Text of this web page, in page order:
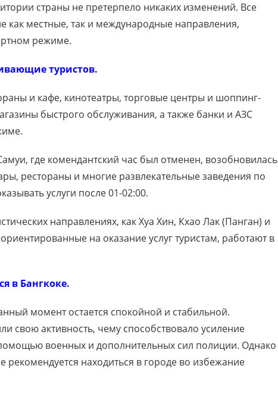
страны не претерпело никаких изменений. Все
как местные, так и международные направления,
режиме.
туристов.
и кафе, кинотеатры, торговые центры и шоппинг-
быстрого обслуживания, а также банки и АЗС
где комендантский час был отменен, возобновилась
рестораны и многие развлекательные заведения по
услуги после 01-02:00.
направлениях, как Хуа Хин, Кхао Лак (Панган) и
на оказание услуг туристам, работают в
в Бангкоке.
момент остается спокойной и стабильной.
свою активность, чему способствовало усиление
военных и дополнительных сил полиции. Однако
рекомендуется находиться в городе во избежание